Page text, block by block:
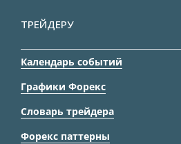
ТРЕЙДЕРУ
Календарь событий
Графики Форекс
Словарь трейдера
Форекс паттерны